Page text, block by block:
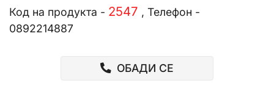
Код на продукта - 2547 , Телефон -
0892214887
ОБАДИ СЕ